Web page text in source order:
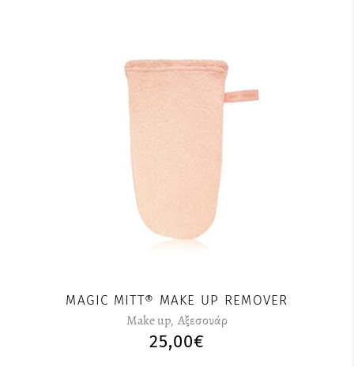
MAGIC MITT® MAKE UP REMOVER
Make up, Αξεσουάρ
25,00€